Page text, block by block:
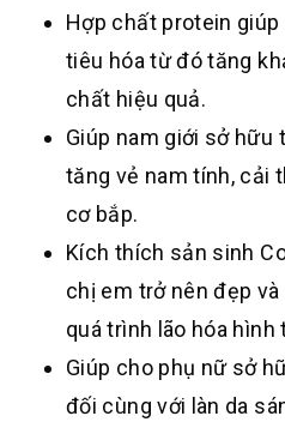
Hợp chất protein
tiêu hóa từ đó tăng
chất hiệu quả.
Giúp nam giới sở hữu
tăng vẻ nam tính, cải
cơ bắp.
Kích thích sản sinh
chị em trở nên đẹp
quá trình lão hóa hình
Giúp cho phụ nữ sở
đối cùng với làn da